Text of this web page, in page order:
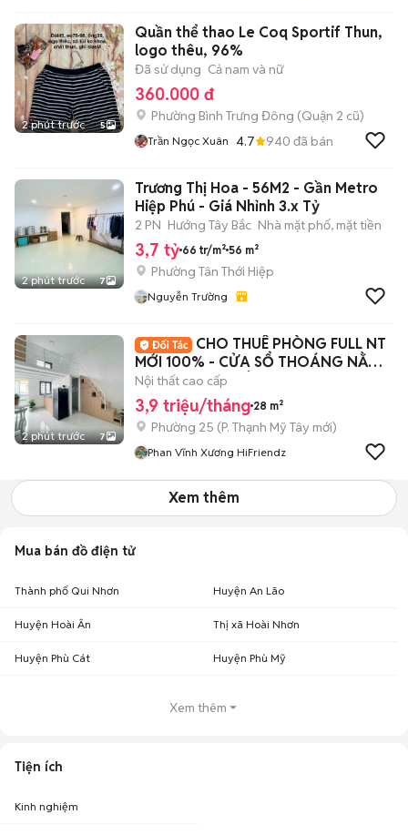
2 phút trước 5
Quần thể thao Le Coq Sportif Thun,
logo thêu, 96%
Đã sử dụng Cả nam và nữ
360.000 đ
Phường Bình Trưng Đông (Quận 2 cũ)
Trần Ngọc Xuân 4.7 940 đã bán
2 phút trước 7
Trương Thị Hoa - 56M2 - Gần Metro
Hiệp Phú - Giá Nhỉnh 3.x Tỷ
2 PN Hướng Tây Bắc Nhà mặt phố, mặt tiền
3,7 tỷ 66 tr/m² 56 m²
Phường Tân Thới Hiệp
Nguyễn Trường
2 phút trước 7
CHO THUÊ PHÒNG FULL NT
MỚI 100% - CỬA SỔ THOÁNG NẰM
NGAY TRUNG TÂM BTH
Nội thất cao cấp
3,9 triệu/tháng 28 m²
Phường 25 (P. Thạnh Mỹ Tây mới)
Phan Vĩnh Xương HiFriendz
Xem thêm
Mua bán đồ điện tử
Thành phố Qui Nhơn Huyện An Lão
Huyện Hoài Ân Thị xã Hoài Nhơn
Huyện Phù Cát Huyện Phù Mỹ
Xem thêm
Tiện ích
Kinh nghiệm